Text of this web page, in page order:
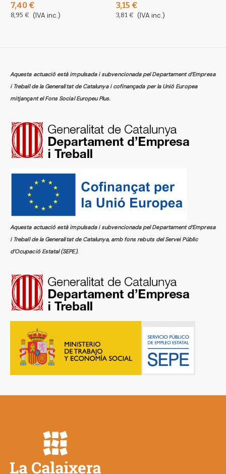
7,40 €
8,95 € (IVA inc.)
3,15 €
3,81 € (IVA inc.)
Aquesta actuació està impulsada i subvencionada pel Departament d’Empresa
i Treball de la Generalitat de Catalunya i cofinançada per la Unió Europea
mitjançant el Fons Social Europeu Plus.
Aquesta actuació està impulsada i subvencionada pel Departament d’Empresa
i Treball de la Generalitat de Catalunya, amb fons rebuts del Servei Públic
d’Ocupació Estatal (SEPE).